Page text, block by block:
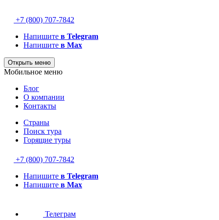
+7 (800) 707-7842
Напишите в Telegram
Напишите в Max
Открыть меню
Мобильное меню
Блог
О компании
Контакты
Страны
Поиск тура
Горящие туры
+7 (800) 707-7842
Напишите в Telegram
Напишите в Max
Телеграм